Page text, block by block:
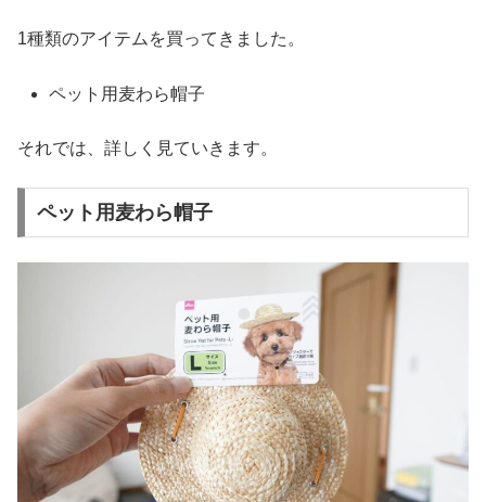
1種類のアイテムを買ってきました。
ペット用麦わら帽子
それでは、詳しく見ていきます。
ペット用麦わら帽子